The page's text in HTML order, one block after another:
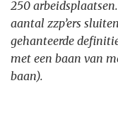
250
aantal zzp’ers
gehanteerde
met een baan van
baan).